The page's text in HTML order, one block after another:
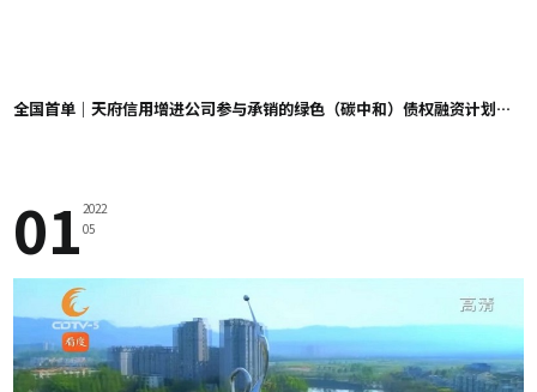
全国首单｜天府信用增进公司参与承销的绿色（碳中和）债权融资计划成功发行
012022
05